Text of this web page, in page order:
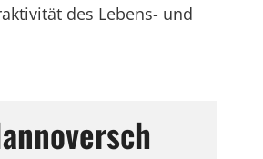
des Lebens- und